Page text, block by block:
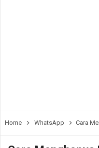
Home WhatsApp Cara